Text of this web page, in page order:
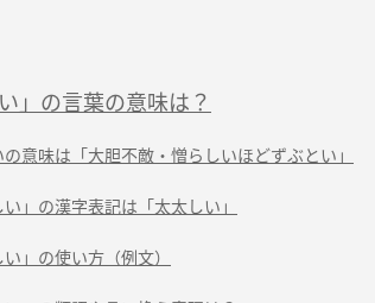
」の言葉の意味は？
意味は「大胆不敵・憎らしいほどずぶとい」
い」の漢字表記は「太太しい」
い」の使い方（例文）